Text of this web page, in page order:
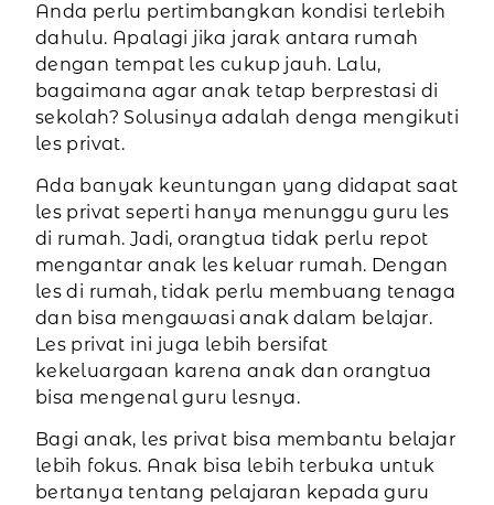
Anda perlu pertimbangkan kondisi terlebih
dahulu. Apalagi jika jarak antara rumah
dengan tempat les cukup jauh. Lalu,
bagaimana agar anak tetap berprestasi di
sekolah? Solusinya adalah denga mengikuti
les privat.
Ada banyak keuntungan yang didapat saat
les privat seperti hanya menunggu guru les
di rumah. Jadi, orangtua tidak perlu repot
mengantar anak les keluar rumah. Dengan
les di rumah, tidak perlu membuang tenaga
dan bisa mengawasi anak dalam belajar.
Les privat ini juga lebih bersifat
kekeluargaan karena anak dan orangtua
bisa mengenal guru lesnya.
Bagi anak, les privat bisa membantu belajar
lebih fokus. Anak bisa lebih terbuka untuk
bertanya tentang pelajaran kepada guru